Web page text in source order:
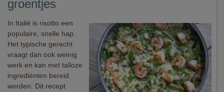
groentjes
In Italië is risotto een
populaire, snelle hap.
Het typische gerecht
vraagt dan ook weinig
werk en kan met talloze
ingrediënten bereid
worden. Dit recept